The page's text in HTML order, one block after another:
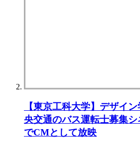
【東京⼯科⼤学】デザイ
央交通のバス運転⼠募集
でCMとして放映